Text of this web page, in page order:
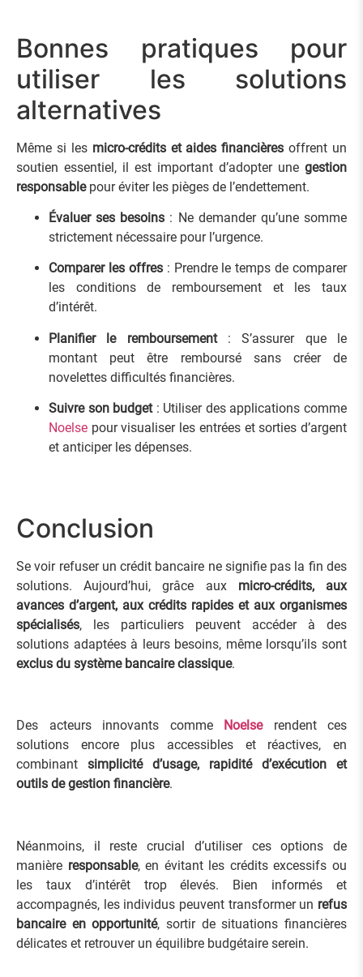
Bonnes pratiques pour
utiliser les solutions
alternatives
Même si les micro-crédits et aides financières offrent un
soutien essentiel, il est important d’adopter une gestion
responsablepour éviter les pièges de l’endettement.
Évaluer ses besoins : Ne demander qu’une somme
strictement nécessaire pour l’urgence.
Comparer les offres: Prendre le temps de comparer
les conditions de remboursement et les taux
d’intérêt.
Planifier le remboursement: S’assurer que le
montant peut être remboursé sans créer de
novelettes difficultés financières.
Suivre son budget: Utiliser des applications comme
Noelse pour visualiser les entrées et sorties d’argent
et anticiper les dépenses.
Conclusion
Se voir refuser un crédit bancaire ne signifie pas la fin des
solutions. Aujourd’hui, grâce aux micro-crédits, aux
avances d’argent, aux crédits rapides et aux organismes
spécialisés, les particuliers peuvent accéder à des
solutions adaptées à leurs besoins, même lorsqu’ils sont
exclus du système bancaire classique.
Des acteurs innovants comme Noelserendent ces
solutions encore plus accessibles et réactives, en
combinant simplicité d’usage, rapidité d’exécution et
outils de gestion financière.
Néanmoins, il reste crucial d’utiliser ces options de
manière responsable, en évitant les crédits excessifs ou
les taux d’intérêt trop élevés. Bien informés et
accompagnés, les individus peuvent transformer un refus
bancaire en opportunité, sortir de situations financières
délicates et retrouver un équilibre budgétaire serein.